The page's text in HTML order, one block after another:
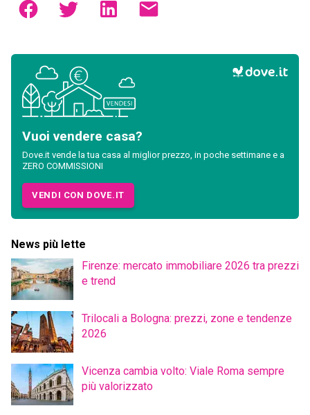
Vuoi vendere casa?
Dove.it vende la tua casa al miglior prezzo, in poche settimane e a
ZERO COMMISSIONI
VENDI CON DOVE.IT
News più lette
Firenze: mercato immobiliare 2026 tra prezzi
e trend
Trilocali a Bologna: prezzi, zone e tendenze
2026
Vicenza cambia volto: Viale Roma sempre
più valorizzato